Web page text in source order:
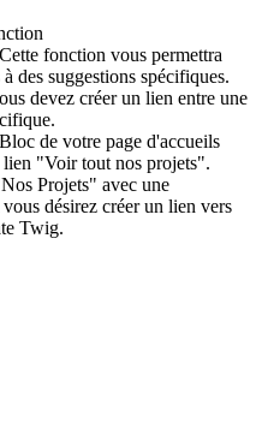
fonction vous permettra
des suggestions spécifiques.
devez créer un lien entre une
de votre page d'accueils
lien "Voir tout nos projets".
Projets" avec une
désirez créer un lien vers
Twig.